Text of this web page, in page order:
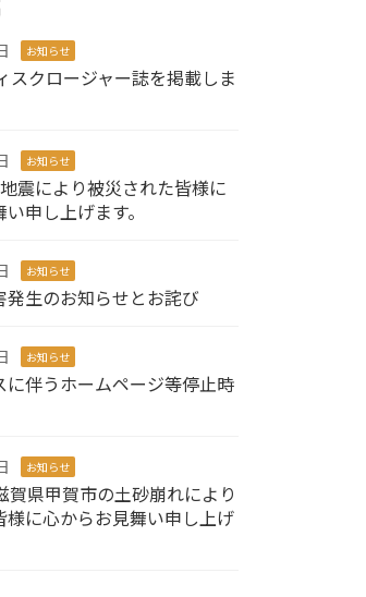
お知らせ
スクロージャー誌を掲載しま
お知らせ
震により被災された皆様に
申し上げます。
お知らせ
発生のお知らせとお詫び
お知らせ
に伴うホームページ等停止時
お知らせ
賀県甲賀市の土砂崩れにより
様に心からお見舞い申し上げ